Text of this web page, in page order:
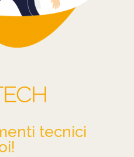
tecnici